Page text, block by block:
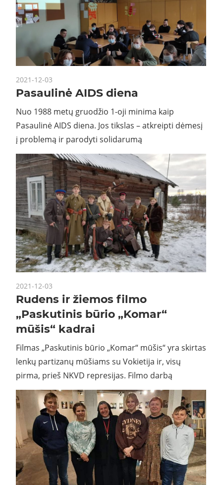
2021-12-03
Pasaulinė AIDS diena
Nuo 1988 metų gruodžio 1-oji minima kaip
Pasaulinė AIDS diena. Jos tikslas – atkreipti dėmesį
į problemą ir parodyti solidarumą
2021-12-03
Rudens ir žiemos filmo
„Paskutinis būrio „Komar“
mūšis“ kadrai
Filmas „Paskutinis būrio „Komar“ mūšis“ yra skirtas
lenkų partizanų mūšiams su Vokietija ir, visų
pirma, prieš NKVD represijas. Filmo darbą